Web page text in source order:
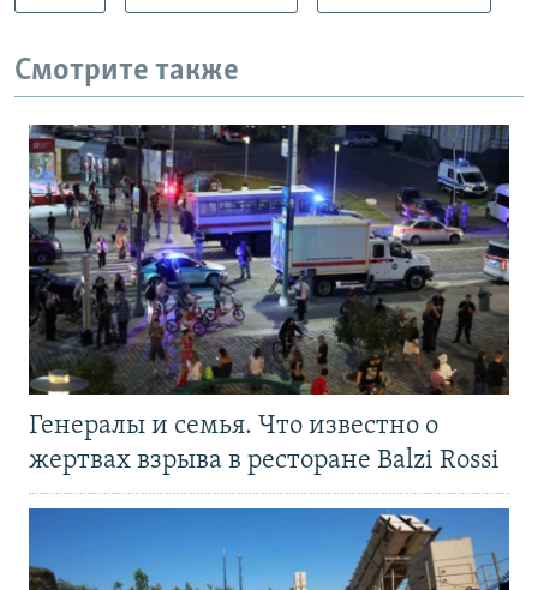
Смотрите также
Генералы и семья. Что известно о
жертвах взрыва в ресторане Balzi Rossi